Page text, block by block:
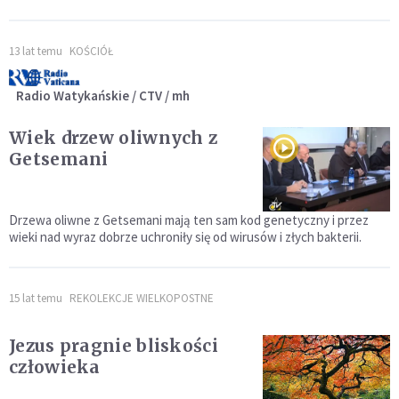
13 lat temu KOŚCIÓŁ
Radio Watykańskie / CTV / mh
Wiek drzew oliwnych z
Getsemani
Drzewa oliwne z Getsemani mają ten sam kod genetyczny i przez
wieki nad wyraz dobrze uchroniły się od wirusów i złych bakterii.
15 lat temu REKOLEKCJE WIELKOPOSTNE
Jezus pragnie bliskości
człowieka